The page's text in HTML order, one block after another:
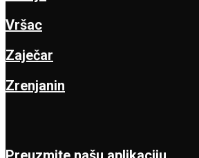
Vršac
Zaječar
Zrenjanin